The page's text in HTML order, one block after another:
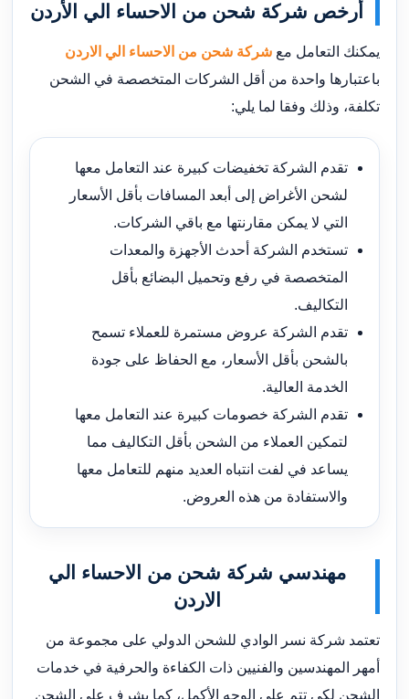
أرخص شركة شحن من الاحساء الي الأردن
يمكنك التعامل معشركة شحن من الاحساء الي الاردن
باعتبارها واحدة من أقل الشركات المتخصصة في الشحن
تكلفة، وذلك وفقا لما يلي:
تقدم الشركة تخفيضات كبيرة عند التعامل معها
لشحن الأغراض إلى أبعد المسافات بأقل الأسعار
التي لا يمكن مقارنتها مع باقي الشركات.
تستخدم الشركة أحدث الأجهزة والمعدات
المتخصصة في رفع وتحميل البضائع بأقل
التكاليف.
تقدم الشركة عروض مستمرة للعملاء تسمح
بالشحن بأقل الأسعار، مع الحفاظ على جودة
الخدمة العالية.
تقدم الشركة خصومات كبيرة عند التعامل معها
لتمكين العملاء من الشحن بأقل التكاليف مما
يساعد في لفت انتباه العديد منهم للتعامل معها
والاستفادة من هذه العروض.
مهندسي شركة شحن من الاحساء الي
الاردن
تعتمد شركة نسر الوادي للشحن الدولي على مجموعة من
أمهر المهندسين والفنيين ذات الكفاءة والحرفية في خدمات
الشحن لكي تتم على الوجه الأكمل، كما يشرف على الشحن